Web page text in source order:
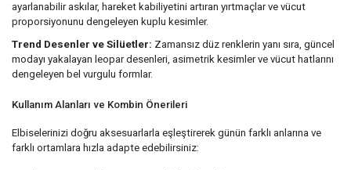
ayarlanabilir askılar, hareket kabiliyetini artıran yırtmaçlar ve vücut
proporsiyonunu dengeleyen kuplu kesimler.
Trend Desenler ve Silüetler: Zamansız düz renklerin yanı sıra, güncel
modayı yakalayan leopar desenleri, asimetrik kesimler ve vücut hatlarını
dengeleyen bel vurgulu formlar.
Kullanım Alanları ve Kombin Önerileri
Elbiselerinizi doğru aksesuarlarla eşleştirerek günün farklı anlarına ve
farklı ortamlara hızla adapte edebilirsiniz: